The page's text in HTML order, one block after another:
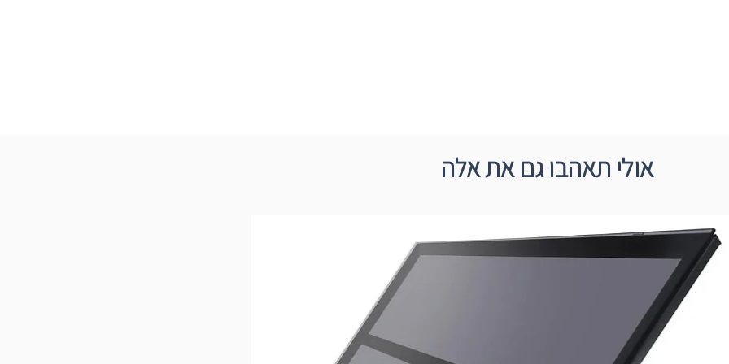
אולי תאהבו גם את אלה